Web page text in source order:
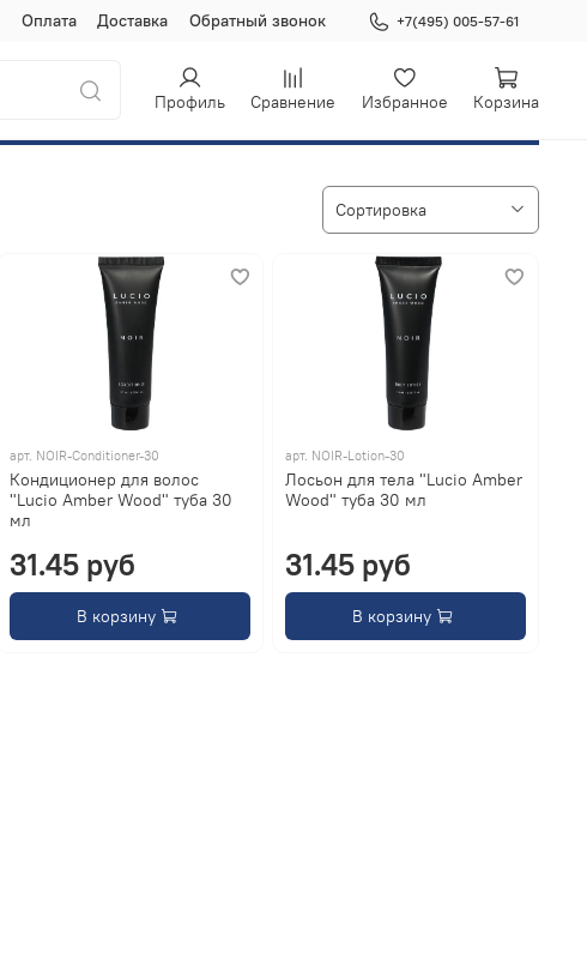
Оплата Доставка Обратный звонок +7(495) 005-57-61
Профиль Сравнение Избранное Корзина
арт. NOIR-Conditioner-30
Кондиционер для волос
"Lucio Amber Wood" туба 30
мл
31.45 руб
В корзину
арт. NOIR-Lotion-30
Лосьон для тела "Lucio Amber
Wood" туба 30 мл
31.45 руб
В корзину